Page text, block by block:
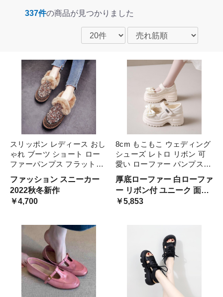
337件の商品が見つかりました
スリッポン レディース おし
ゃれ ブーツ ショート ロー
ファーパンプス フラットシ
パンコール 靴 シューズ エ
スニック大人可愛い カジュ
アル 個性 ペタンコ
ファッション スニーカー
2022秋冬新作
￥4,700
8cm もこもこ ウェディング
シューズ レトロ リボン 可
愛い ローファー パンプス
白 黒 厚底 身長アップ レザ
ー ブライダル 花嫁 結婚式
シューズ ロリータ お嬢様
コスプレ ガーリー 姫系
厚底ローファー 白ローファ
ー リボン付 ユニーク 面白
い ラブリー かわいい 白色
前撮り セレブ モデル
￥5,853